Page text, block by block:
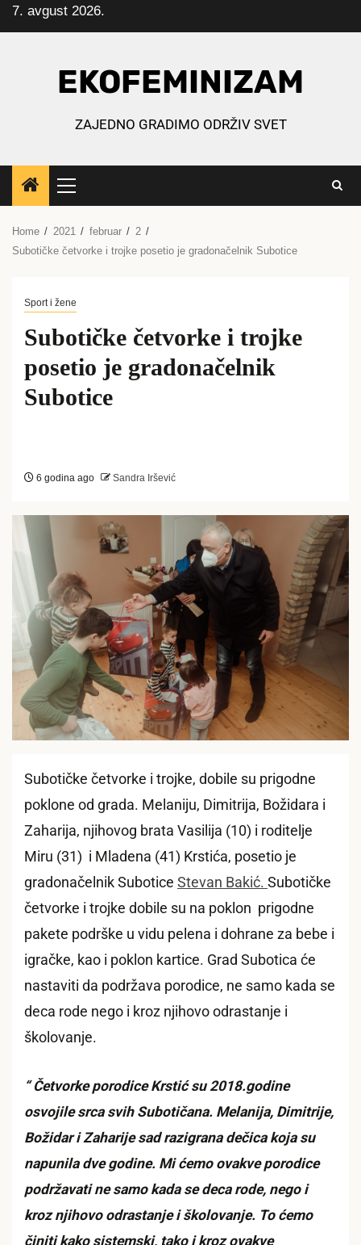
Skip
to
7. avgust 2026.
EKOFEMINIZAM
ZAJEDNO GRADIMO ODRŽIV SVET
Primary
Menu
Home 2021 februar
2
Subotičke četvorke i trojke posetio je gradonačelnik Subotice
Sport i žene
Subotičke četvorke i trojke
posetio je gradonačelnik
Subotice
6 godina ago Sandra Iršević
Subotičke četvorke i trojke, dobile su prigodne
poklone od grada. Melaniju, Dimitrija, Božidara i
Zaharija, njihovog brata Vasilija (10) i roditelje
Miru (31) i Mladena (41) Krstića, posetio je
gradonačelnik Subotice Stevan Bakić. Subotičke
četvorke i trojke dobile su na poklon prigodne
pakete podrške u vidu pelena i dohrane za bebe i
igračke, kao i poklon kartice. Grad Subotica će
nastaviti da podržava porodice, ne samo kada se
deca rode nego i kroz njihovo odrastanje i
školovanje.
“ Četvorke porodice Krstić su 2018.godine
osvojile srca svih Subotičana. Melanija, Dimitrije,
Božidar i Zaharije sad razigrana dečica koja su
napunila dve godine. Mi ćemo ovakve porodice
podržavati ne samo kada se deca rode, nego i
kroz njihovo odrastanje i školovanje. To ćemo
činiti kako sistemski, tako i kroz ovakve